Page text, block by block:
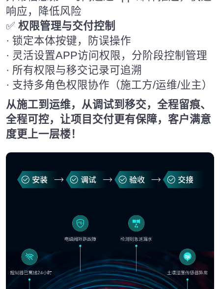
响应，降低风险
✅ 权限管理与交付控制
· 锁定本体按键，防误操作
· 灵活设置APP访问权限，分阶段控制管理
· 所有权限与移交记录可追溯
· 支持多角色权限协作（施工方/运维/业主）
从施工到运维，从调试到移交，全程留痕、
全程可控，让项目交付更有保障，客户满意
度更上一层楼！